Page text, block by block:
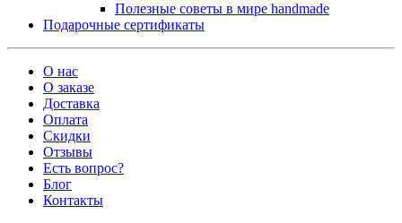
Полезные советы в мире handmade
Подарочные сертификаты
О нас
О заказе
Доставка
Оплата
Скидки
Отзывы
Есть вопрос?
Блог
Контакты